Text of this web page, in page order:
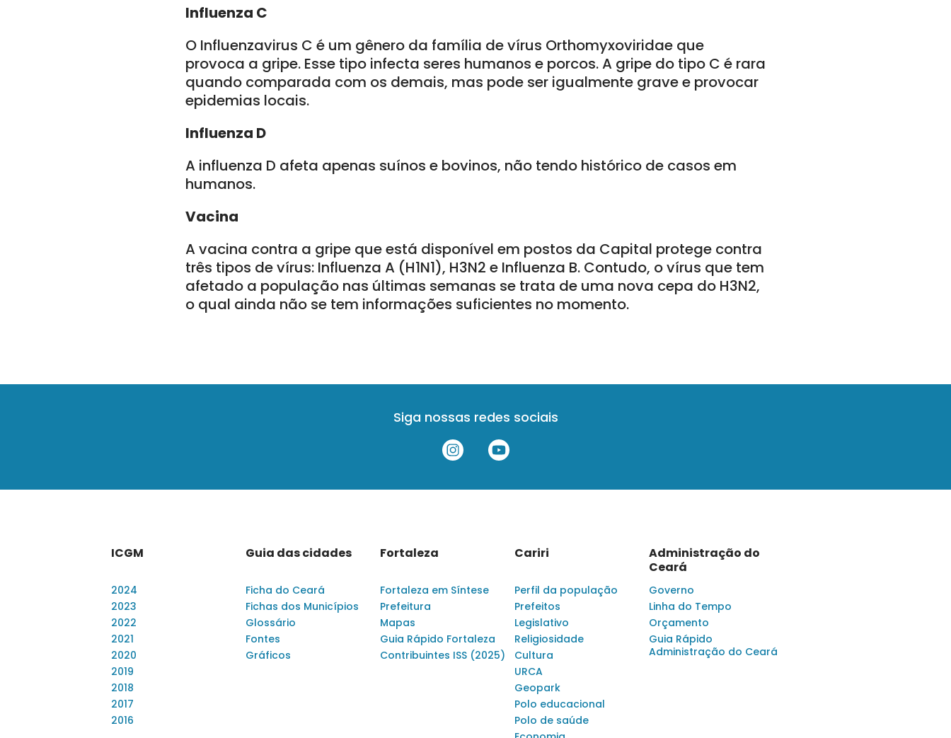
Influenza C
O Influenzavirus C é um gênero da família de vírus Orthomyxoviridae que
provoca a gripe. Esse tipo infecta seres humanos e porcos. A gripe do tipo C é rara
quando comparada com os demais, mas pode ser igualmente grave e provocar
epidemias locais.
Influenza D
A influenza D afeta apenas suínos e bovinos, não tendo histórico de casos em
humanos.
Vacina
A vacina contra a gripe que está disponível em postos da Capital protege contra
três tipos de vírus: Influenza A (H1N1), H3N2 e Influenza B. Contudo, o vírus que tem
afetado a população nas últimas semanas se trata de uma nova cepa do H3N2,
o qual ainda não se tem informações suficientes no momento.
Siga nossas redes sociais
ICGM
2024
2023
2022
2021
2020
2019
2018
2017
2016
Guia das cidades
Ficha do Ceará
Fichas dos Municípios
Glossário
Fontes
Gráficos
Fortaleza
Fortaleza em Síntese
Prefeitura
Mapas
Guia Rápido Fortaleza
Contribuintes ISS (2025)
Cariri
Perfil da população
Prefeitos
Legislativo
Religiosidade
Cultura
URCA
Geopark
Polo educacional
Polo de saúde
Administração do
Ceará
Governo
Linha do Tempo
Orçamento
Guia Rápido
Administração do Ceará